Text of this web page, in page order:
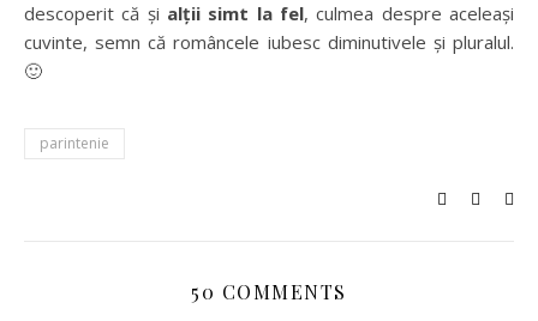
descoperit că și alții simt la fel, culmea despre aceleași
cuvinte, semn că româncele iubesc diminutivele și pluralul.
🙂
parintenie
50 COMMENTS